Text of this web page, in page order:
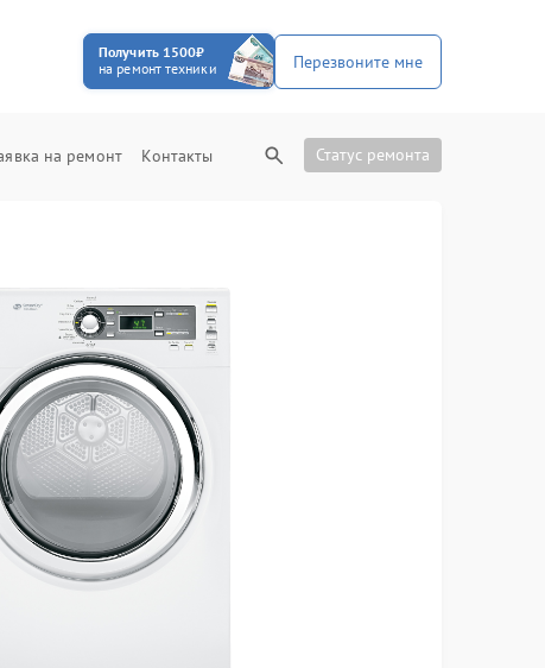
Получить 1500₽
на ремонт техники
Перезвоните мне
на ремонт Контакты Статус ремонта